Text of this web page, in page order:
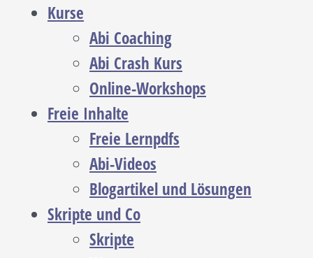
Kurse
Abi Coaching
Abi Crash Kurs
Online-Workshops
Freie Inhalte
Freie Lernpdfs
Abi-Videos
Blogartikel und Lösungen
Skripte und Co
Skripte